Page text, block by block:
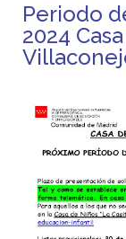
Periodo
2024